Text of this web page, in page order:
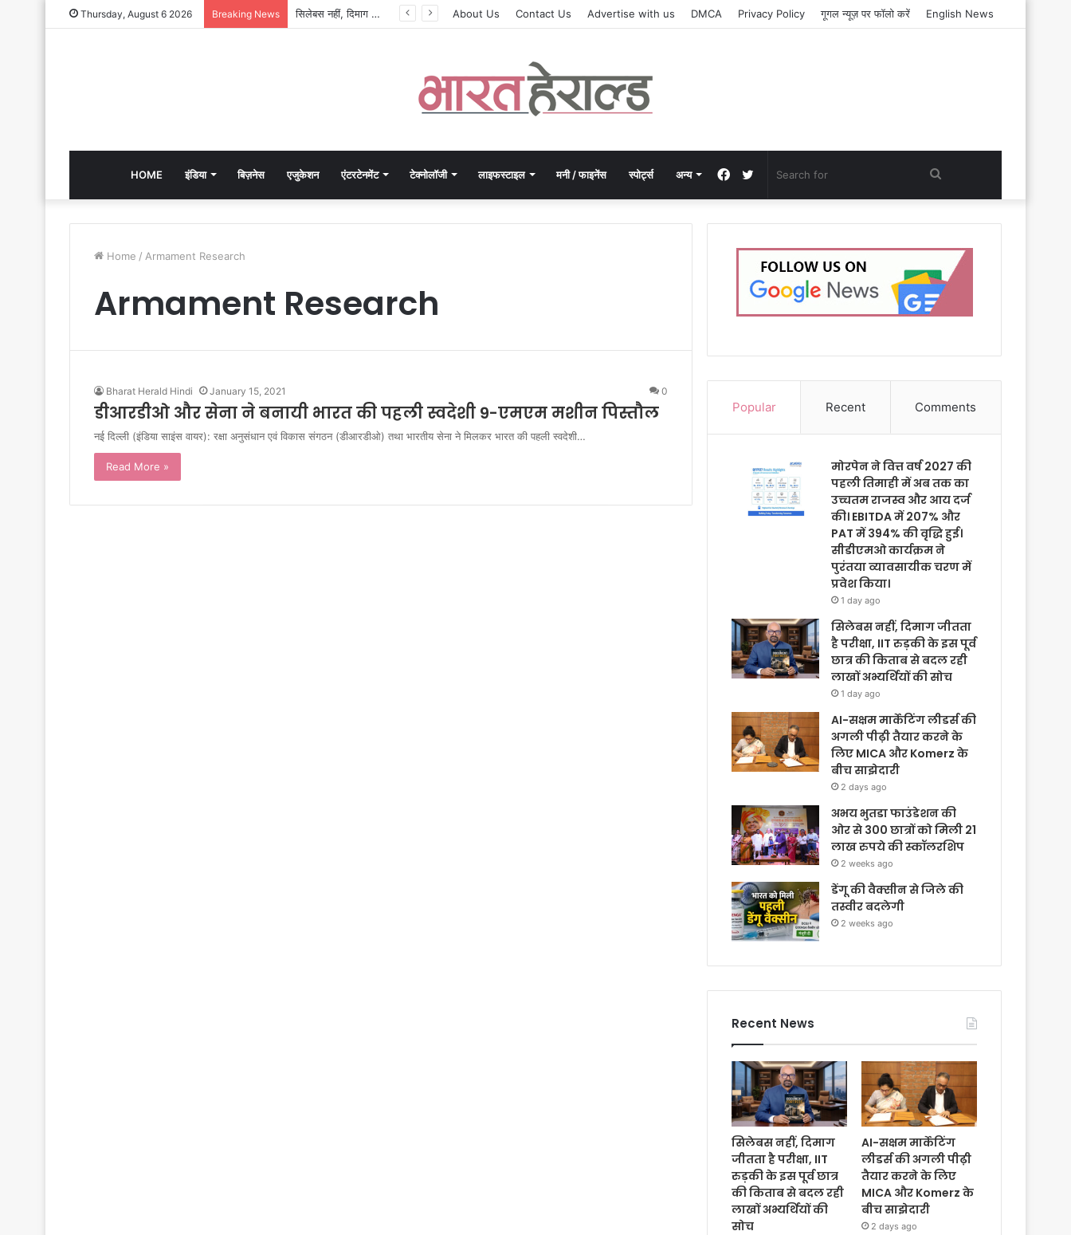
Thursday, August 6 2026 Breaking News सिलेबस नहीं, दिमाग जीतता है परीक्षा, IIT रुड़की के इस पूर्व छात्र की किताब से बदल रही लाखों अभ्यर्थियों की सोच About Us Contact Us Advertise with us DMCA Privacy Policy गूगल न्यूज़ पर फॉलो करें English News
HOME इंडिया बिज़नेस एजुकेशन एंटरटेनमेंट टेक्नोलॉजी लाइफस्टाइल मनी / फाइनेंस स्पोर्ट्स अन्य
for
Twitter
Facebook
Home / Armament Research
Armament Research
Bharat Herald Hindi January 15, 2021 0
डीआरडीओ और सेना ने बनायी भारत की पहली स्वदेशी 9-एमएम मशीन पिस्तौल
नई दिल्ली (इंडिया साइंस वायर): रक्षा अनुसंधान एवं विकास संगठन (डीआरडीओ) तथा भारतीय सेना ने मिलकर भारत की पहली स्वदेशी…
Read More »
Popular Recent Comments
मोरपेन ने वित्त वर्ष 2027 की
पहली तिमाही में अब तक का
उच्चतम राजस्व और आय दर्ज
की। EBITDA में 207% और
PAT में 394% की वृद्धि हुई।
सीडीएमओ कार्यक्रम ने
पुरंतया व्यावसायीक चरण में
प्रवेश किया।
1 day ago
सिलेबस नहीं, दिमाग जीतता
है परीक्षा, IIT रुड़की के इस पूर्व
छात्र की किताब से बदल रही
लाखों अभ्यर्थियों की सोच
1 day ago
AI-सक्षम मार्केटिंग लीडर्स की
अगली पीढ़ी तैयार करने के
लिए MICA और Komerz के
बीच साझेदारी
2 days ago
अभय भुतडा फाउंडेशन की
ओर से 300 छात्रों को मिली 21
लाख रुपये की स्कॉलरशिप
2 weeks ago
डेंगू की वैक्सीन से जिले की
तस्वीर बदलेगी
2 weeks ago
Recent News
सिलेबस नहीं, दिमाग
जीतता है परीक्षा, IIT
रुड़की के इस पूर्व छात्र
की किताब से बदल रही
लाखों अभ्यर्थियों की
सोच
AI-सक्षम मार्केटिंग
लीडर्स की अगली पीढ़ी
तैयार करने के लिए
MICA और Komerz के
बीच साझेदारी
2 days ago